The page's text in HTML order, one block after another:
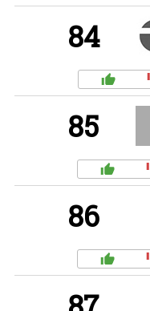
84
85
86